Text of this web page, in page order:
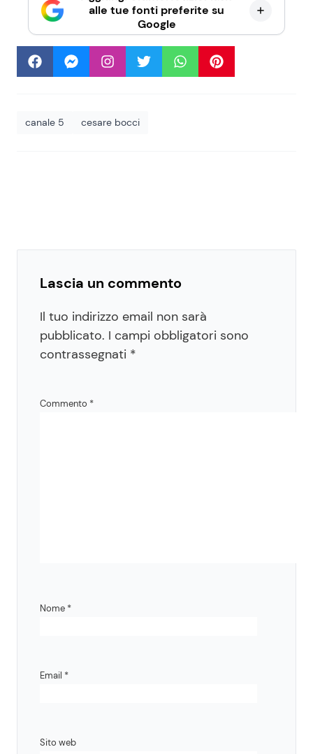
alle tue fonti preferite su
Google
canale 5 cesare bocci
Lascia un commento
Il tuo indirizzo email non sarà
pubblicato. I campi obbligatori sono
contrassegnati *
Commento *
Nome *
Email *
Sito web